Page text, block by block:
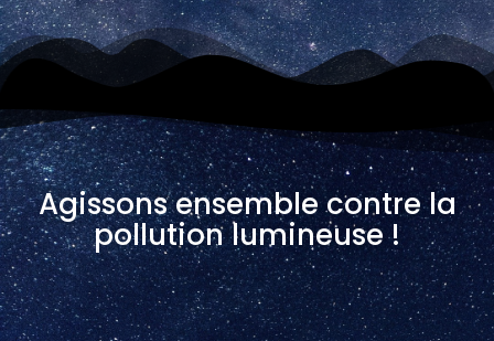
Agissons ensemble contre la
pollution lumineuse !